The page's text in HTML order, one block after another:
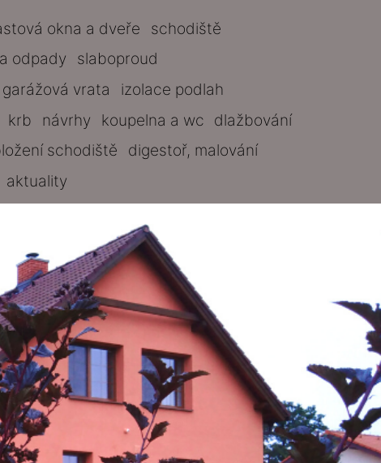
okna a dveře
schodiště
odpady
slaboproud
garážová vrata
izolace podlah
krb návrhy koupelna a wc dlažbování
schodiště
digestoř, malování
aktuality